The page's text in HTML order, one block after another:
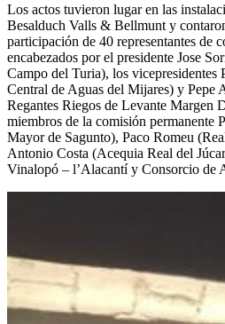
Los actos tuvieron lugar en las
Besalduch Valls & Bellmunt y
participación de 40 representantes de
encabezados por el presidente Jose
Campo del Turia), los vicepresidentes
Central de Aguas del Mijares) y Pepe
Regantes Riegos de Levante Margen
miembros de la comisión permanente
Mayor de Sagunto), Paco Romeu
Antonio Costa (Acequia Real del
Vinalopó – l’Alacantí y Consorcio de